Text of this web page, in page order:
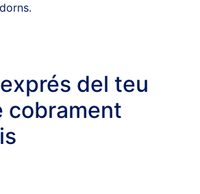
del teu
cobrament